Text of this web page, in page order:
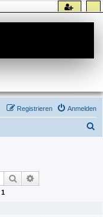
Anmelden
Registrieren
Suche
1